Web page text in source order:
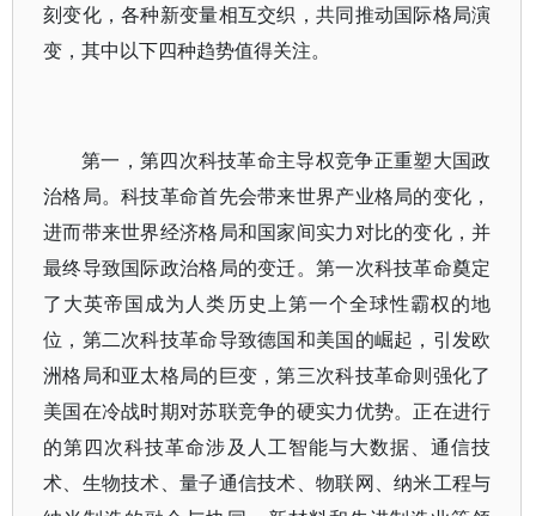
刻变化，各种新变量相互交织，共同推动国际格局演
变，其中以下四种趋势值得关注。
第一，第四次科技革命主导权竞争正重塑大国政
治格局。科技革命首先会带来世界产业格局的变化，
进而带来世界经济格局和国家间实力对比的变化，并
最终导致国际政治格局的变迁。第一次科技革命奠定
了大英帝国成为人类历史上第一个全球性霸权的地
位，第二次科技革命导致德国和美国的崛起，引发欧
洲格局和亚太格局的巨变，第三次科技革命则强化了
美国在冷战时期对苏联竞争的硬实力优势。正在进行
的第四次科技革命涉及人工智能与大数据、通信技
术、生物技术、量子通信技术、物联网、纳米工程与